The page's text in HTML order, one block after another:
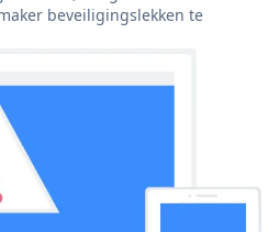
beveiligingslekken te